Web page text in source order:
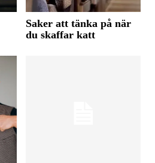
Saker att tänka på när
du skaffar katt